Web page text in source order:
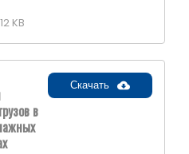
KB
в
Скачать